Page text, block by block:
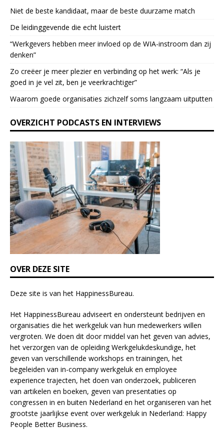
l
e
a
s
e
l
a
v
t
h
i
s
f
i
e
l
d
b
l
n
k
.
Niet de beste kandidaat, maar de beste duurzame match
De leidinggevende die echt luistert
“Werkgevers hebben meer invloed op de WIA-instroom dan zij
denken”
Zo creëer je meer plezier en verbinding op het werk: “Als je
goed in je vel zit, ben je veerkrach­tiger”
Waarom goede organisaties zichzelf soms langzaam uitputten
OVERZICHT PODCASTS EN INTERVIEWS
OVER DEZE SITE
Deze site is van het HappinessBureau.
Het HappinessBureau adviseert en ondersteunt bedrijven en
organisaties die het werkgeluk van hun medewerkers willen
vergroten. We doen dit door middel van het geven van advies,
het verzorgen van de opleidingWerkgelukdeskundige, het
geven van verschillende workshops en trainingen, het
begeleiden van in-company werkgeluk en employee
experiencetrajecten, het doen van onderzoek, publiceren
van artikelen en boeken, geven van presentaties op
congressen in en buiten Nederland en het organiseren van het
grootste jaarlijkse event over werkgeluk in Nederland: Happy
People Better Business.